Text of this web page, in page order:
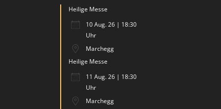
Heilige Messe
10 Aug. 26 | 18:30
Uhr
Marchegg
Heilige Messe
11 Aug. 26 | 18:30
Uhr
Marchegg